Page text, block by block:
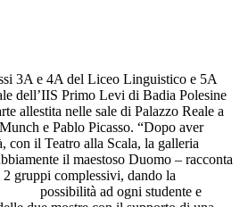
3A e 4A del Liceo Linguistico e 5A
dell’IIS Primo Levi di Badia Polesine
allestita nelle sale di Palazzo Reale a
e Pablo Picasso. “Dopo aver
con il Teatro alla Scala, la galleria
il maestoso Duomo – racconta
gruppi complessivi, dando la
possibilità ad ogni studente e